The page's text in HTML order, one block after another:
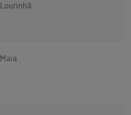
Lourinhã
Maia